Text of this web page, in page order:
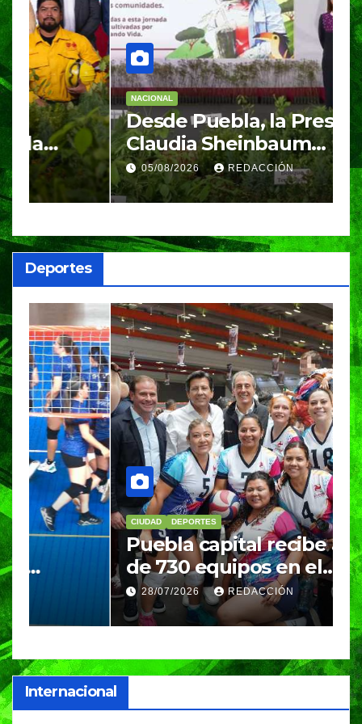
NACIONAL
Desde Puebla, la Presidenta
Claudia Sheinbaum
arrancará la Jornada
Nacional de Reforestación
05/08/2026 REDACCIÓN
Deportes
CIUDAD DEPORTES
Puebla capital recibe a más
de 730 equipos en el
Festival Máster de Voleibol
28/07/2026 REDACCIÓN
Internacional